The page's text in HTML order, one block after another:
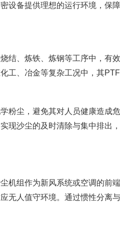
备提供理想的运行环境，保
、炼铁、炼钢等工序中，
、冶金等复杂工况中，其
尘，避免其对人员健康造成
现沙尘的及时清除与集中排出，
组作为新风系统或空调的
人值守环境。通过惯性分离